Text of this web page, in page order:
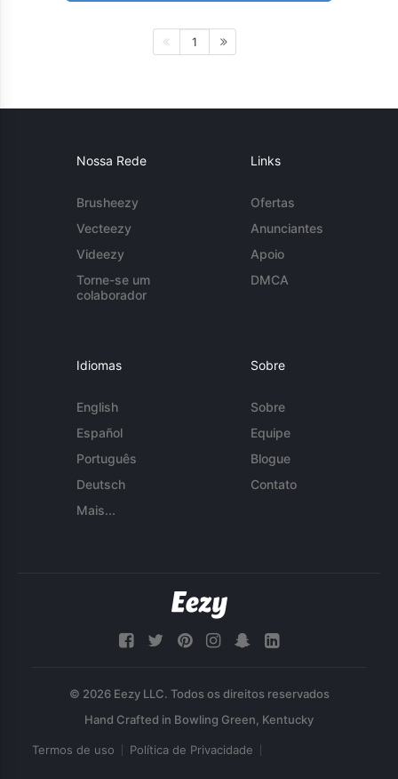
1
Nossa Rede
Brusheezy
Vecteezy
Videezy
Torne-se um
colaborador
Links
Ofertas
Anunciantes
Apoio
DMCA
Idiomas
English
Español
Português
Deutsch
Mais...
Sobre
Sobre
Equipe
Blogue
Contato
© 2026 Eezy LLC. Todos os direitos reservados
Termos de uso Política de Privacidade